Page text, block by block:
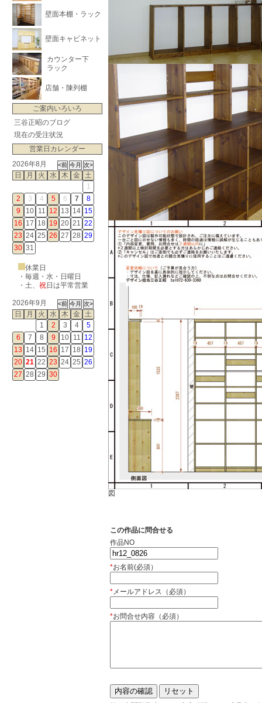
壁面本棚・ラック
壁面キャビネット
カウンター下
ラック
店舗・陳列棚
ご案内いろいろ
三谷正昭のブログ
現在の受注状況
営業日カレンダー
2026年8月
日
月 火 水 木 金
土
1
2
3 4 5 6 7
8
9
10 11 12 13 14 15
16 17 18 19 20 21 22
23 24 25 26 27 28 29
30 31
休業日
・毎週・水・日曜日
・ 土、 祝日は平常営業
2026年9月
日
月 火 水 木 金
土
1
2 3 4
5
6
7 8 9 10 11 12
13 14 15 16 17 18 19
20 21 22 23 24 25 26
27 28 29 30
図
この作品に問合せる
作品NO
*お名前(必須）
*メールアドレス（必須）
*お問合せ内容（必須）